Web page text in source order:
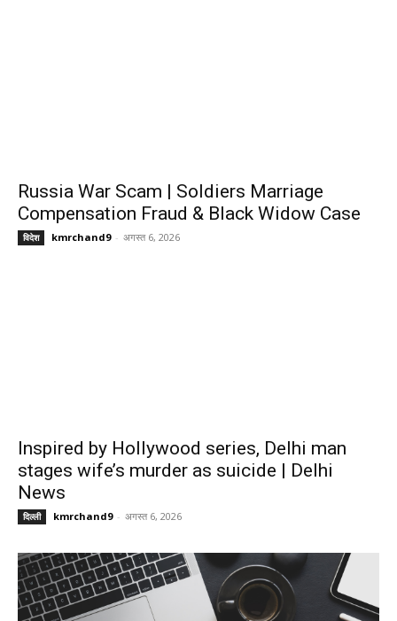
Russia War Scam | Soldiers Marriage
Compensation Fraud & Black Widow Case
विदेश kmrchand9 - अगस्त 6, 2026
Inspired by Hollywood series, Delhi man
stages wife’s murder as suicide | Delhi
News
दिल्ली kmrchand9 - अगस्त 6, 2026